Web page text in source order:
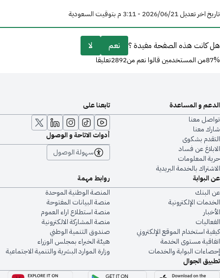
تاريخ اخر تعديل 21‏/06‏/2026 - 3:11 م بتوقيت السعودية
هل كانت هذه الصفحة مفيدة ؟ نعم لا
87%من المستخدمين قالوا نعم من2892تعليقا
عن البوابة
عن البنك
الخدمات الإلكترونية
الأخبار
الفعاليات
كيفية استخدام الموقع الإلكتروني
اتفاقية مستوى الخدمة
إحصاءات البوابة والخدمات
روابط مهمة
المنصة الوطنية الموحدة
منصة البيانات المفتوحة
منصة استطلاع اراء العموم
منصة المشاركة الالكترونية
صندوق التنمية الوطني
هيئة الخبراء بمجلس الوزراء
وزارة الموارد البشرية والتنمية الاجتماعية
الدعم و المساعدة
تواصل معنا
شارك معنا
التقدم بشكوى
الابلاغ عن فساد
حرية المعلومات
الاشتراك بالخدمة البريدية
تابعنا على
أدوات الاتاحة و الوصول
سهولة الوصول
تطبيق الجوال